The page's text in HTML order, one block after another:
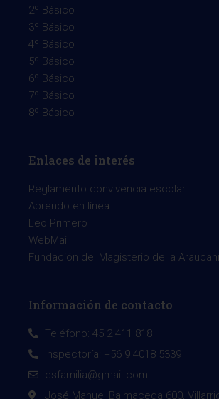
2º Básico
3º Básico
4º Básico
5º Básico
6º Básico
7º Básico
8º Básico
Enlaces de interés
Reglamento convivencia escolar
Aprendo en línea
Leo Primero
WebMail
Fundación del Magisterio de la
Información de contacto
Teléfono: 45 2 411 818
Inspectoría: +56 9 4018 5339
esfamilia@gmail.com
José Manuel Balmaceda 600,